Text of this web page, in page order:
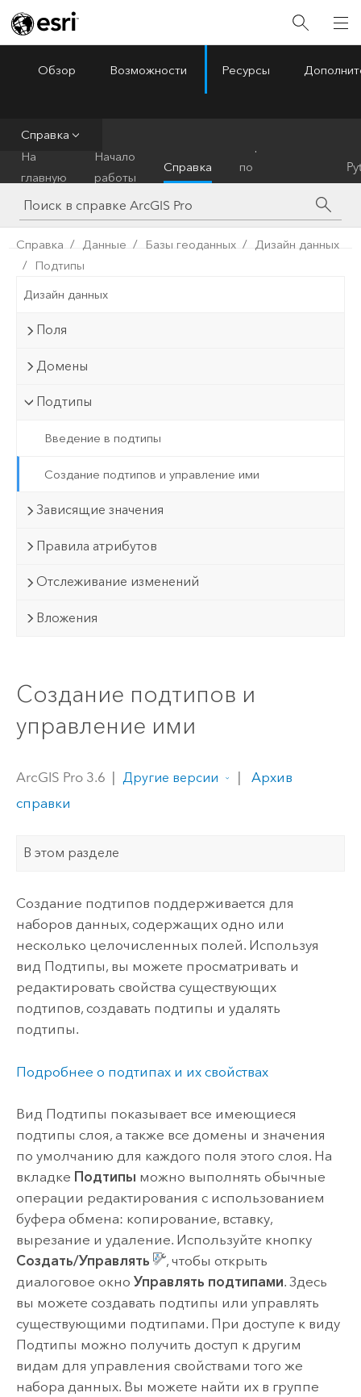
ArcGIS Pro
Обзор Возможности Ресурсы
Справка
На
главную
Начало
работы
Справка
по
инструментам
Справка Данные Базы геоданных
Дизайн данных
Подтипы
Дизайн данных
Поля
Домены
Подтипы
Введение в подтипы
Создание подтипов и управление ими
Зависящие значения
Правила атрибутов
Отслеживание изменений
Вложения
Создание подтипов и
управление ими
ArcGIS Pro 3.6 | Другие версии |
Архив
справки
В этом разделе
Создание подтипов поддерживается для
наборов данных, содержащих одно или
несколько целочисленных полей. Используя
вид Подтипы, вы можете просматривать и
редактировать свойства существующих
подтипов, создавать подтипы и удалять
подтипы.
Подробнее о подтипах и их свойствах
Вид Подтипы показывает все имеющиеся
подтипы слоя, а также все домены и значения
по умолчанию для каждого поля этого слоя. На
вкладке Подтипы можно выполнять обычные
операции редактирования с использованием
буфера обмена: копирование, вставку,
вырезание и удаление. Используйте кнопку
Создать/Управлять
, чтобы открыть
диалоговое окно Управлять подтипами. Здесь
вы можете создавать подтипы или управлять
существующими подтипами. При доступе к виду
Подтипы можно получить доступ к другим
видам для управления свойствами того же
набора данных. Вы можете найти их в группе